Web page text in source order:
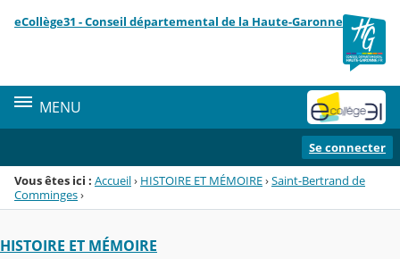
Menu de la rubrique
Contenu
eCollège31 - Conseil départemental de la Haute-Garonne
MENU
Se connecter
Vous êtes ici : Accueil› HISTOIRE ET MÉMOIRE›Saint-Bertrand de
Comminges›
HISTOIRE ET MÉMOIRE